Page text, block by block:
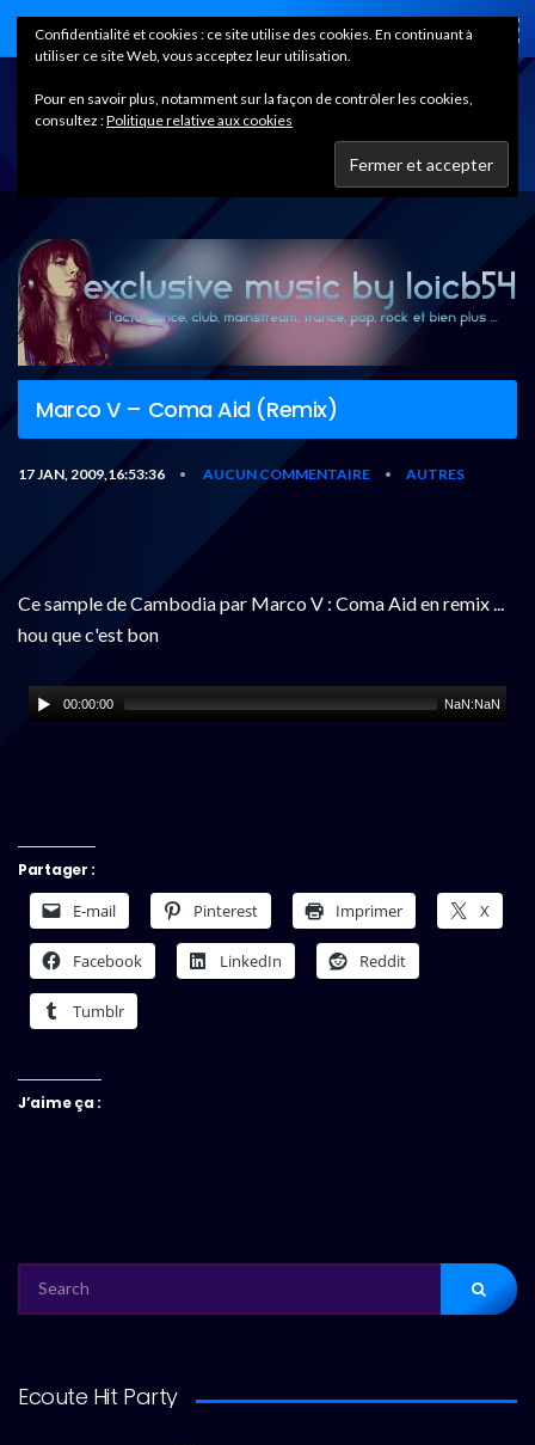
Home
Marco V – Coma Aid (Remix)
17 JAN, 2009,16:53:36 • AUCUN COMMENTAIRE • AUTRES
Ce sample de Cambodia par Marco V : Coma Aid en remix ...
hou que c'est bon
00:00:00 NaN:NaN
Partager :
E-mail Pinterest Imprimer X
Facebook LinkedIn Reddit
Tumblr
J’aime ça :
FOR:
Ecoute Hit Party
Confidentialité et cookies : ce site utilise des cookies. En continuant à
utiliser ce site Web, vous acceptez leur utilisation.
Pour en savoir plus, notamment sur la façon de contrôler les cookies,
consultez :Politique relative aux cookies